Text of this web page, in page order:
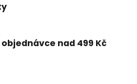
nad 499 Kč